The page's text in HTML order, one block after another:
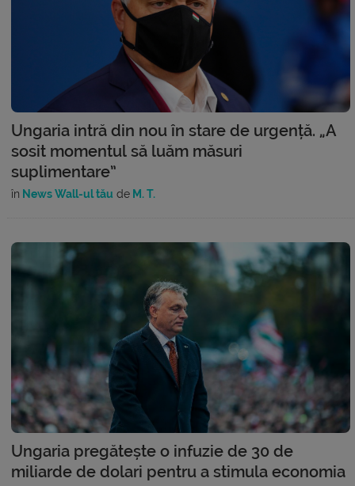
Ungaria intră din nou în stare de urgență. „A
sosit momentul să luăm măsuri
suplimentare”
în News Wall-ul tău de M. T.
Ungaria pregătește o infuzie de 30 de
miliarde de dolari pentru a stimula economia